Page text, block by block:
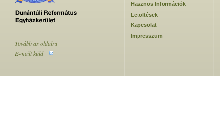
Hasznos Információk
Letöltések
Kapcsolat
Impresszum
Tovább az oldalra
E-mailt küld